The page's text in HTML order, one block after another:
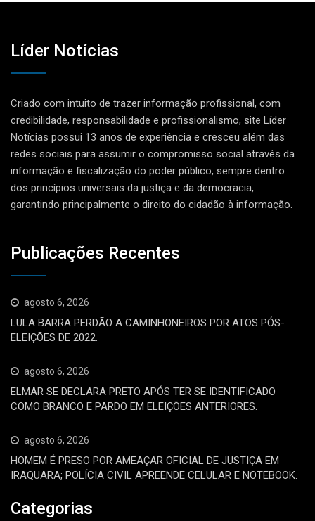
Líder Notícias
Criado com intuito de trazer informação profissional, com
credibilidade, responsabilidade e profissionalismo, site Líder
Notícias possui 13 anos de experiência e cresceu além das
redes sociais para assumir o compromisso social através da
informação e fiscalização do poder público, sempre dentro
dos princípios universais da justiça e da democracia,
garantindo principalmente o direito do cidadão à informação.
Publicações Recentes
agosto 6, 2026
LULA BARRA PERDÃO A CAMINHONEIROS POR ATOS PÓS-
ELEIÇÕES DE 2022.
agosto 6, 2026
ELMAR SE DECLARA PRETO APÓS TER SE IDENTIFICADO
COMO BRANCO E PARDO EM ELEIÇÕES ANTERIORES.
agosto 6, 2026
HOMEM É PRESO POR AMEAÇAR OFICIAL DE JUSTIÇA EM
IRAQUARA; POLÍCIA CIVIL APREENDE CELULAR E NOTEBOOK.
Categorias